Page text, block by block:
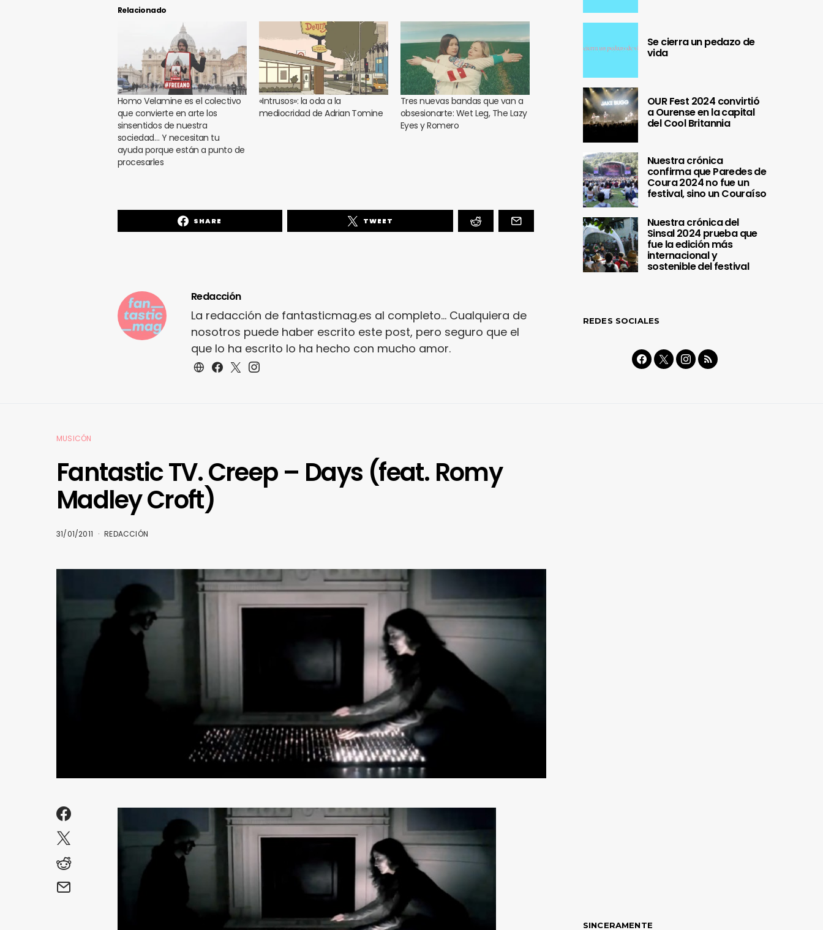
Relacionado
Homo Velamine es el colectivo
que convierte en arte los
sinsentidos de nuestra
sociedad… Y necesitan tu
ayuda porque están a punto de
procesarles
«Intrusos»: la oda a la
mediocridad de Adrian Tomine
Tres nuevas bandas que van a
obsesionarte: Wet Leg, The Lazy
Eyes y Romero
SHARE TWEET
Redacción
La redacción de fantasticmag.es al completo... Cualquiera de
nosotros puede haber escrito este post, pero seguro que el
que lo ha escrito lo ha hecho con mucho amor.
Se cierra un pedazo de
vida
OUR Fest 2024 convirtió
a Ourense en la capital
del Cool Britannia
Nuestra crónica
confirma que Paredes de
Coura 2024 no fue un
festival, sino un Couraíso
Nuestra crónica del
Sinsal 2024 prueba que
fue la edición más
internacional y
sostenible del festival
REDES SOCIALES
MUSICÓN
Fantastic TV. Creep – Days (feat. Romy
Madley Croft)
31/01/2011 REDACCIÓN
SINCERAMENTE